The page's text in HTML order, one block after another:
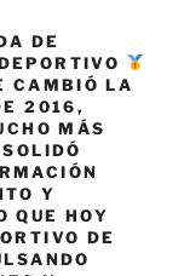
DE
CAMBIÓ LA
2016,
MÁS
Y
QUE HOY
DE